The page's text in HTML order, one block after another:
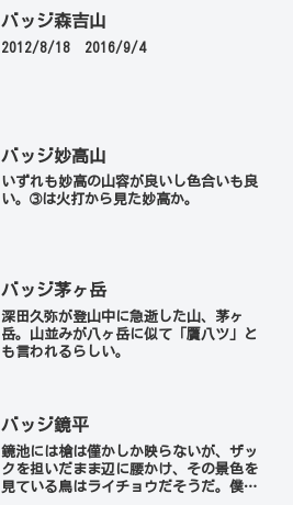
バッジ森吉山
2012/8/18 2016/9/4
バッジ妙高山
いずれも妙高の山容が良いし色合いも良
い。➂は火打から見た妙高か。
バッジ茅ヶ岳
深田久弥が登山中に急逝した山、茅ヶ
岳。山並みが八ヶ岳に似て「贋八ツ」と
も言われるらしい。
バッジ鏡平
鏡池には槍は僅かしか映らないが、ザッ
クを担いだまま辺に腰かけ、その景色を
見ている鳥はライチョウだそうだ。僕が